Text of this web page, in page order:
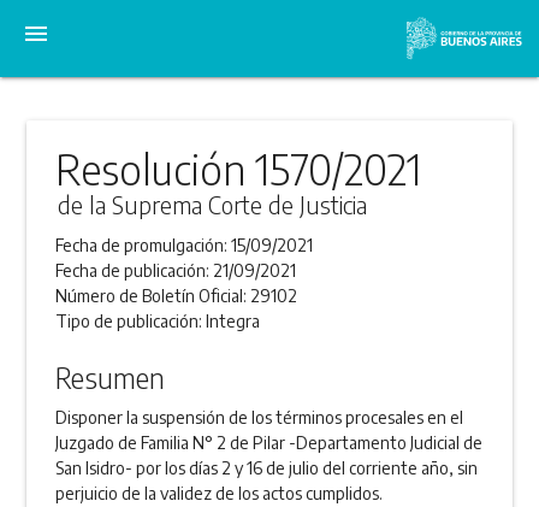
menu
Resolución 1570/2021
de la Suprema Corte de Justicia
Fecha de promulgación:15/09/2021
Fecha de publicación: 21/09/2021
Número de Boletín Oficial: 29102
Tipo de publicación:Integra
Resumen
Disponer la suspensión de los términos procesales en el
Juzgado de Familia N° 2 de Pilar -Departamento Judicial de
San Isidro- por los días 2 y 16 de julio del corriente año, sin
perjuicio de la validez de los actos cumplidos.